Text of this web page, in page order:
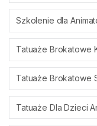
Szkolenie dla
Tatuaże Brokatowe
Tatuaże Brokatowe
Tatuaże Dla Dzieci